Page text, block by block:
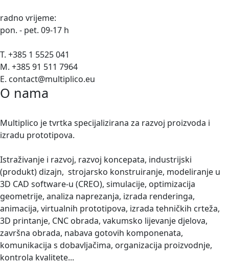
radno vrijeme:
pon. - pet. 09-17 h
T. +385 1 5525 041
M. +385 91 511 7964
E. contact@multiplico.eu
O nama
Multiplico je tvrtka specijalizirana za razvoj proizvoda i
izradu prototipova.
Istraživanje i razvoj, razvoj koncepata, industrijski
(produkt) dizajn, strojarsko konstruiranje, modeliranje u
3D CAD software-u (CREO), simulacije, optimizacija
geometrije, analiza naprezanja, izrada renderinga,
animacija, virtualnih prototipova, izrada tehničkih crteža,
3D printanje, CNC obrada, vakumsko lijevanje djelova,
završna obrada, nabava gotovih komponenata,
komunikacija s dobavljačima, organizacija proizvodnje,
kontrola kvalitete...